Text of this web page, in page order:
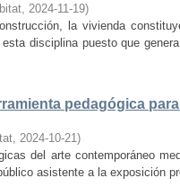
, 2024-11-19)
la vivienda
disciplina puesto que
pedagógica
, 2024-10-21)
del arte contemporáneo
asistente a la exposición